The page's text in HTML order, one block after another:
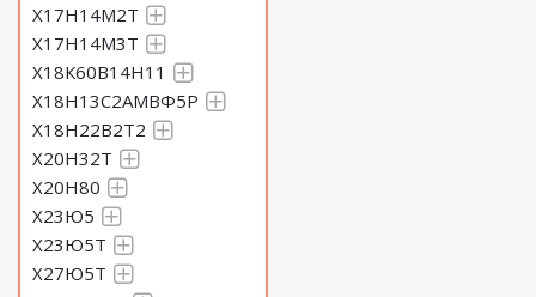
Х17Н14М2Т
Х17Н14М3Т
Х18К60В14Н11
Х18Н13С2АМВФ5Р
Х18Н22В2Т2
Х20Н32Т
Х20Н80
Х23Ю5
Х23Ю5Т
Х27Ю5Т